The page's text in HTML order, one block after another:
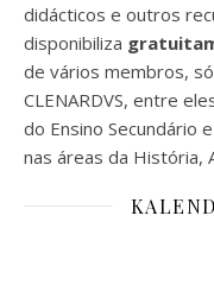
didácticos e outros
disponibiliza
de vários membros,
CLENARDVS, entre
do Ensino Secundário
nas áreas da História,